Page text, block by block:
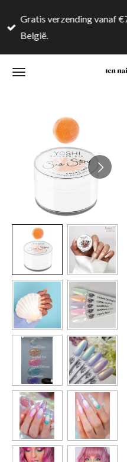
direct
hoofdinhoud
Gratis verzending vanaf
België.